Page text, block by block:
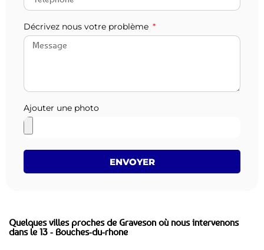
Décrivez nous votre problème
Ajouter une photo
ENVOYER
Quelques villes proches de Graveson où nous intervenons
dans le 13 - Bouches-du-rhone